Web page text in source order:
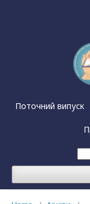
Поточний випуск